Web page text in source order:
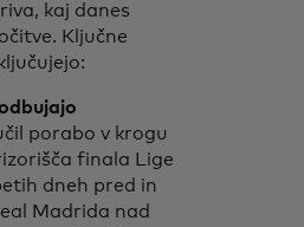
kaj danes
Ključne
porabo v krogu
finala Lige
dneh pred in
Madrida nad